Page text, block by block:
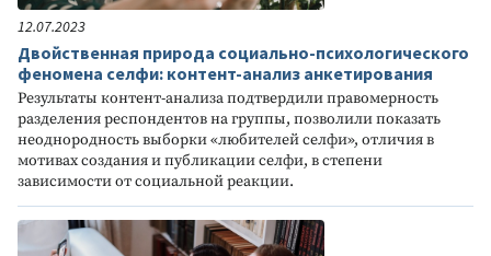
12.07.2023
Двойственная природа социально-психологического
феномена селфи: контент-анализ анкетирования
Результаты контент-анализа подтвердили правомерность
разделения респондентов на группы, позволили показать
неоднородность выборки «любителей селфи», отличия в
мотивах создания и публикации селфи, в степени
зависимости от социальной реакции.